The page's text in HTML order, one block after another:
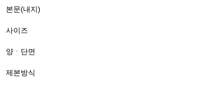
본문(내지)
사이즈
양ㆍ단면
제본방식